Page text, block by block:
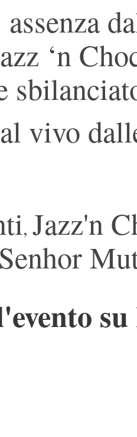
assenza
‘n
vivo
, Jazz'n
Senhor
su